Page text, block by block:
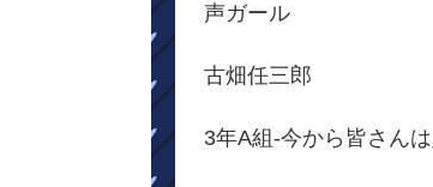
声ガール
古畑任三郎
3年A組-今から皆さん